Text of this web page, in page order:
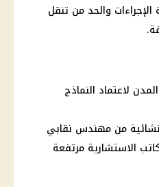
والحد من تنقل
لاعتماد النماذج
من مهندس نقابي
الاستشارية مرتفعة